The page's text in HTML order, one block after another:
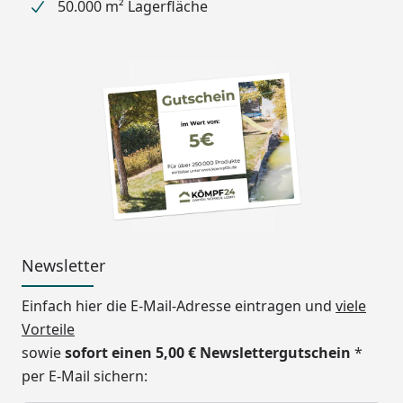
Standardmäßig wird das
das Zubehör keine
Dachplattenfarbe
auswählen).
495,4 cm
302,2 cm
Höhe
Stützen
Windbeständigkeit
Schneelast
50.000 m² Lagerfläche
Newsletter
Einfach hier die E-Mail-Adresse eintragen und viele
Vorteile
sowiesofort einen 5,00 € Newslettergutschein *
per E-Mail sichern: